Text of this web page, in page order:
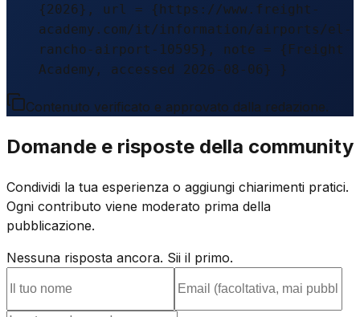
{2026}, url = {https://www.freight-
academy.com/it/information/airports/el-
rancho-airport-10595}, note = {Freight
Academy, accessed 2026-08-06} }
Contenuto verificato e approvato dalla redazione.
Domande e risposte della community
Condividi la tua esperienza o aggiungi chiarimenti pratici.
Ogni contributo viene moderato prima della
pubblicazione.
Nessuna risposta ancora. Sii il primo.